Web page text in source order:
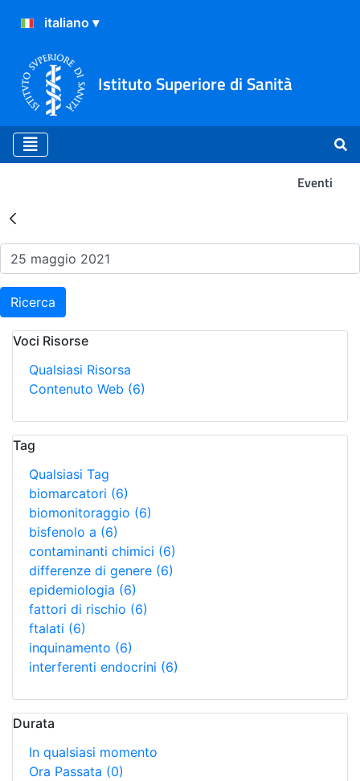
Istituto Superiore di Sanità
Eventi
Risultati della Ricerca -
Ricerca
Voci Risorse
Qualsiasi Risorsa
Contenuto Web (6)
Tag
Qualsiasi Tag
biomarcatori (6)
biomonitoraggio (6)
bisfenolo a (6)
contaminanti chimici (6)
differenze di genere (6)
epidemiologia (6)
fattori di rischio (6)
ftalati (6)
inquinamento (6)
interferenti endocrini (6)
Durata
In qualsiasi momento
Ora Passata (0)